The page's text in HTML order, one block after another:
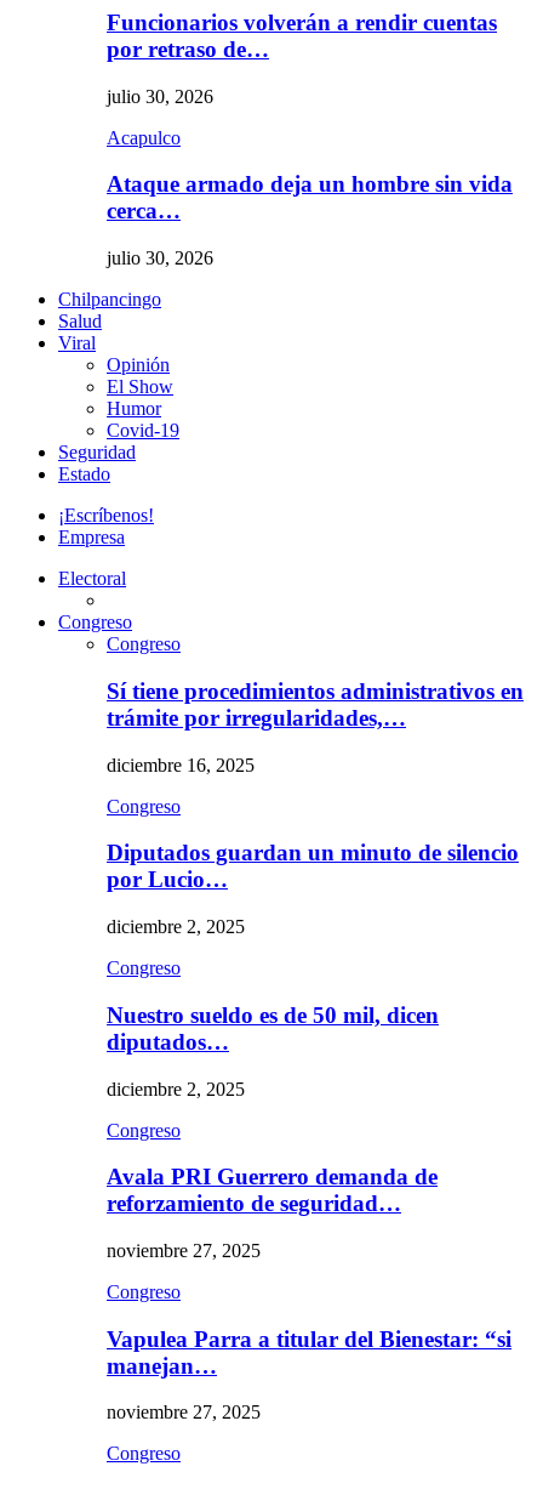
Funcionarios volverán a rendir cuentas
por retraso de…
julio 30, 2026
Acapulco
Ataque armado deja un hombre sin vida
cerca…
julio 30, 2026
Chilpancingo
Salud
Viral
Opinión
El Show
Humor
Covid-19
Seguridad
Estado
¡Escríbenos!
Empresa
Electoral
Congreso
Congreso
Sí tiene procedimientos administrativos en
trámite por irregularidades,…
diciembre 16, 2025
Congreso
Diputados guardan un minuto de silencio
por Lucio…
diciembre 2, 2025
Congreso
Nuestro sueldo es de 50 mil, dicen
diputados…
diciembre 2, 2025
Congreso
Avala PRI Guerrero demanda de
reforzamiento de seguridad…
noviembre 27, 2025
Congreso
Vapulea Parra a titular del Bienestar: “si
manejan…
noviembre 27, 2025
Congreso